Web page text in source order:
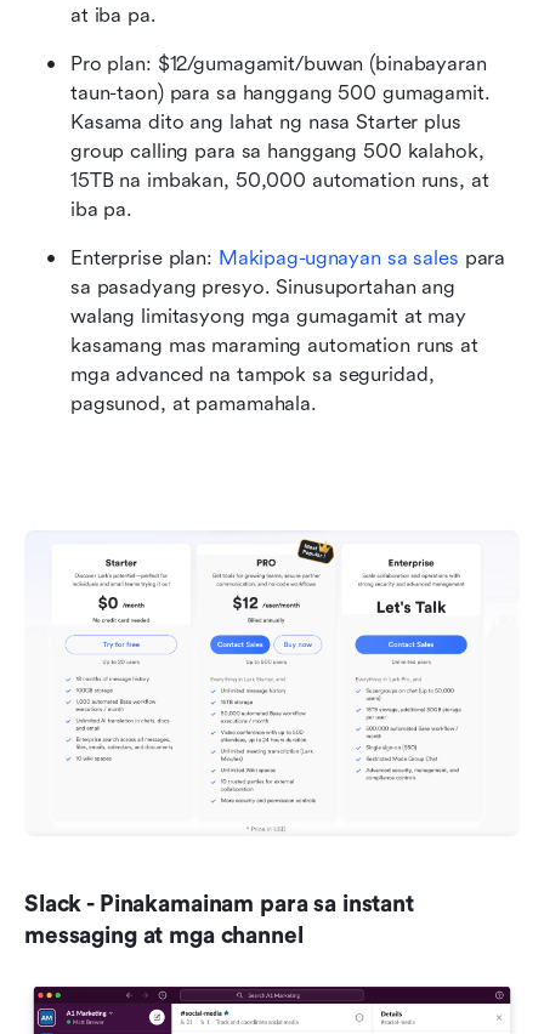
at iba pa.
Pro plan: $12/gumagamit/buwan (binabayaran
taun-taon) para sa hanggang 500 gumagamit.
Kasama dito ang lahat ng nasa Starter plus
group calling para sa hanggang 500 kalahok,
15TB na imbakan, 50,000 automation runs, at
iba pa.
Enterprise plan: Makipag-ugnayan sa sales para
sa pasadyang presyo. Sinusuportahan ang
walang limitasyong mga gumagamit at may
kasamang mas maraming automation runs at
mga advanced na tampok sa seguridad,
pagsunod, at pamamahala.
Slack - Pinakamainam para sa instant
messaging at mga channel